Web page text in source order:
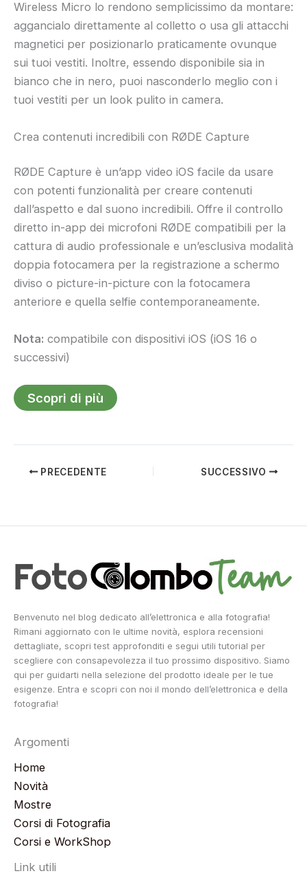
Wireless Micro lo rendono semplicissimo da montare:
aggancialo direttamente al colletto o usa gli attacchi
magnetici per posizionarlo praticamente ovunque
sui tuoi vestiti. Inoltre, essendo disponibile sia in
bianco che in nero, puoi nasconderlo meglio con i
tuoi vestiti per un look pulito in camera.
Crea contenuti incredibili con RØDE Capture
RØDE Capture è un’app video iOS facile da usare
con potenti funzionalità per creare contenuti
dall’aspetto e dal suono incredibili. Offre il controllo
diretto in-app dei microfoni RØDE compatibili per la
cattura di audio professionale e un’esclusiva modalità
doppia fotocamera per la registrazione a schermo
diviso o picture-in-picture con la fotocamera
anteriore e quella selfie contemporaneamente.
Nota: compatibile con dispositivi iOS (iOS 16 o
successivi)
Scopri di più
PRECEDENTE SUCCESSIVO
Benvenuto nel blog dedicato all’elettronica e alla fotografia!
Rimani aggiornato con le ultime novità, esplora recensioni
dettagliate, scopri test approfonditi e segui utili tutorial per
scegliere con consapevolezza il tuo prossimo dispositivo. Siamo
qui per guidarti nella selezione del prodotto ideale per le tue
esigenze. Entra e scopri con noi il mondo dell’elettronica e della
fotografia!
Argomenti
Home
Novità
Mostre
Corsi di Fotografia
Corsi e WorkShop
Link utili